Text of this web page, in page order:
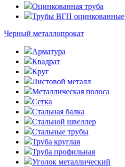
Оцинкованная труба
Трубы ВГП оцинкованные
Черный металлопрокат
Арматура
Квадрат
Круг
Листовой металл
Металлическая полоса
Сетка
Стальная балка
Стальной швеллер
Стальные трубы
Труба круглая
Труба профильная
Уголок металлический